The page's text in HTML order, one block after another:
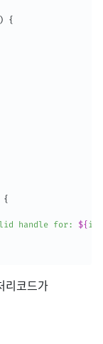
)
{
{
handle for: ${ id
리코드가